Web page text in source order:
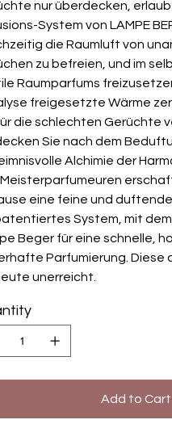
nur überdecken,
System von LAMPE
die Raumluft von
zu befreien, und im
Raumparfums
freigesetzte Wärme
die schlechten Gerüchte
Sie nach dem
Alchimie der
eine feine und duftende
System, mit
Beger für eine schnelle,
Parfumierung. Diese
unerreicht.
Add to Cart